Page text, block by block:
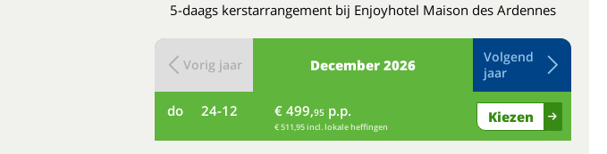
5-daags kerstarrangement bij Enjoyhotel Maison des Ardennes
December 2026
Vorig jaar
Volgend
jaar
do 24-12 € 499,95 p.p.
€ 511,95 incl. lokale heffingen
Kiezen